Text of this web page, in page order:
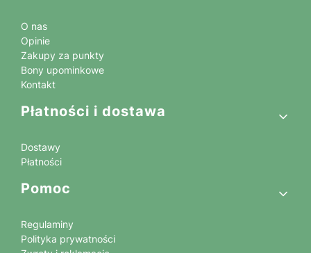
O nas
Opinie
Zakupy za punkty
Bony upominkowe
Kontakt
Płatności i dostawa
Dostawy
Płatności
Pomoc
Regulaminy
Polityka prywatności